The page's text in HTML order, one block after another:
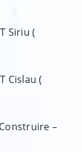
Siriu (
Cislau (
–